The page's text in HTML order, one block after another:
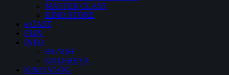
MASTER CLASS
KİNO STORE
e-CAST
FLIX
İNFO
ƏLAQƏ
QALEREYA
KİNO VLOG